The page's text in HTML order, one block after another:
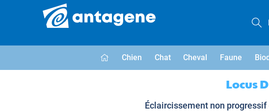
Chien Chat Cheval Faune
Locus
Éclaircissement non